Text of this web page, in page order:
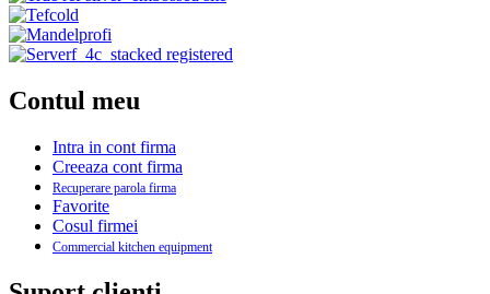
Contul meu
Intra in cont firma
Creeaza cont firma
Recuperare parola firma
Favorite
Cosul firmei
Commercial kitchen equipment